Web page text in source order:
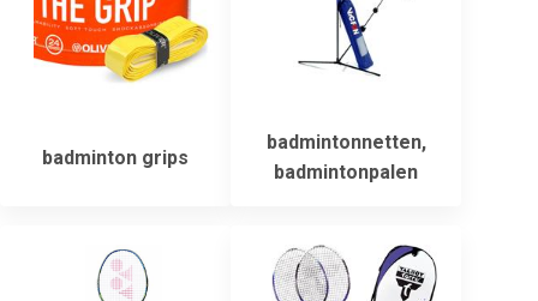
badminton grips
badmintonnetten,
badmintonpalen